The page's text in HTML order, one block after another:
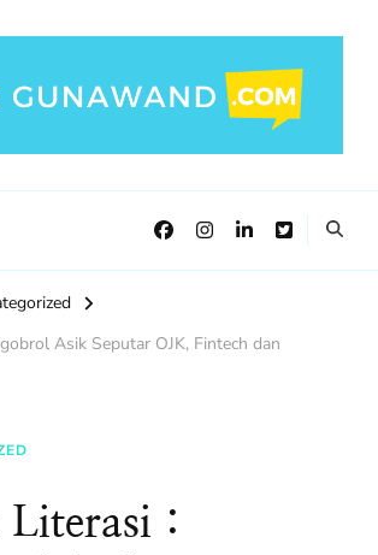
Asik Seputar OJK, Fintech dan
Literasi :